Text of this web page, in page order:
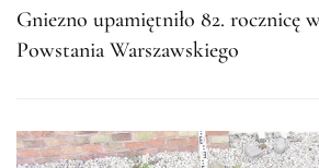
Gniezno upamiętniło 82. rocznicę
Powstania Warszawskiego